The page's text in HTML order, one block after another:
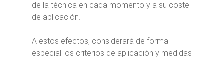
de la técnica en cada momento y a su coste
de aplicación.
A estos efectos, considerará de forma
especial los criterios de aplicación y medidas